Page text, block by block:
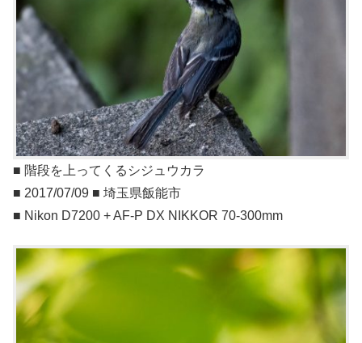
■ 階段を上ってくるシジュウカラ
■ 2017/07/09 ■ 埼玉県飯能市
■ Nikon D7200 + AF-P DX NIKKOR 70-300mm